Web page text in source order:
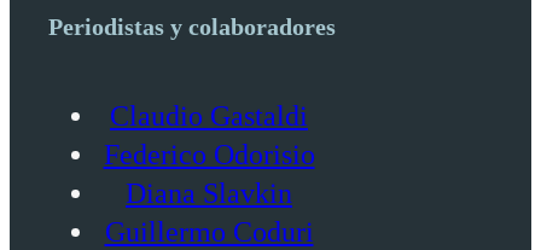
Periodistas y colaboradores
Claudio Gastaldi
Federico Odorisio
Diana Slavkin
Guillermo Coduri